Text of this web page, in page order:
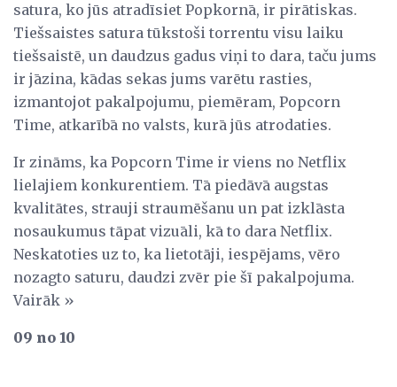
satura, ko jūs atradīsiet Popkornā, ir pirātiskas.
Tiešsaistes satura tūkstoši torrentu visu laiku
tiešsaistē, un daudzus gadus viņi to dara, taču jums
ir jāzina, kādas sekas jums varētu rasties,
izmantojot pakalpojumu, piemēram, Popcorn
Time, atkarībā no valsts, kurā jūs atrodaties.
Ir zināms, ka Popcorn Time ir viens no Netflix
lielajiem konkurentiem. Tā piedāvā augstas
kvalitātes, strauji straumēšanu un pat izklāsta
nosaukumus tāpat vizuāli, kā to dara Netflix.
Neskatoties uz to, ka lietotāji, iespējams, vēro
nozagto saturu, daudzi zvēr pie šī pakalpojuma.
Vairāk »
09 no 10